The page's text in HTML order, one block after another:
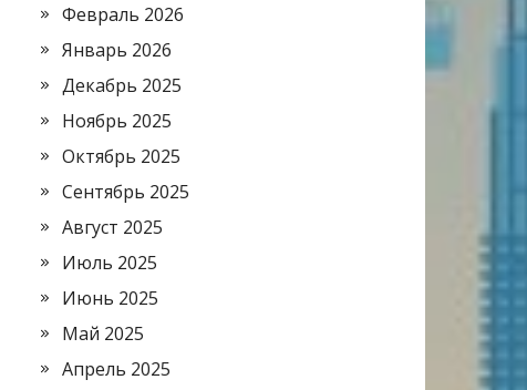
Февраль 2026
Январь 2026
Декабрь 2025
Ноябрь 2025
Октябрь 2025
Сентябрь 2025
Август 2025
Июль 2025
Июнь 2025
Май 2025
Апрель 2025